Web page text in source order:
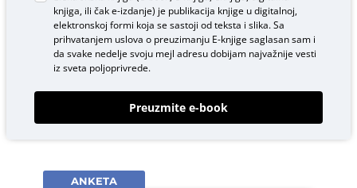
knjiga, ili čak e-izdanje) je publikacija knjige u digitalnoj,
elektronskoj formi koja se sastoji od teksta i slika. Sa
prihvatanjem uslova o preuzimanju E-knjigesaglasan sam i
da svake nedelje svoju mejl adresu dobijam najvažnije vesti
iz sveta poljoprivrede.
Preuzmite e-book
ANKETA